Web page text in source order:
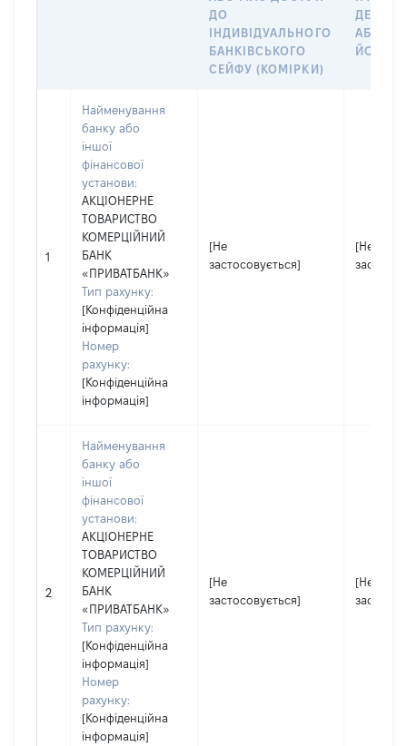
ДО
ІНДИВІДУАЛЬНОГО
БАНКІВСЬКОГО
СЕЙФУ (КОМІРКИ)
АБО
ЙОГО
1
Найменування
банку або
іншої
фінансової
установи:
АКЦІОНЕРНЕ
ТОВАРИСТВО
КОМЕРЦІЙНИЙ
БАНК
«ПРИВАТБАНК»
Тип рахунку:
[Конфіденційна
інформація]
Номер
рахунку:
[Конфіденційна
інформація]
[Не
застосовується]
[Не
2
Найменування
банку або
іншої
фінансової
установи:
АКЦІОНЕРНЕ
ТОВАРИСТВО
КОМЕРЦІЙНИЙ
БАНК
«ПРИВАТБАНК»
Тип рахунку:
[Конфіденційна
інформація]
Номер
рахунку:
[Конфіденційна
інформація]
[Не
застосовується]
[Не